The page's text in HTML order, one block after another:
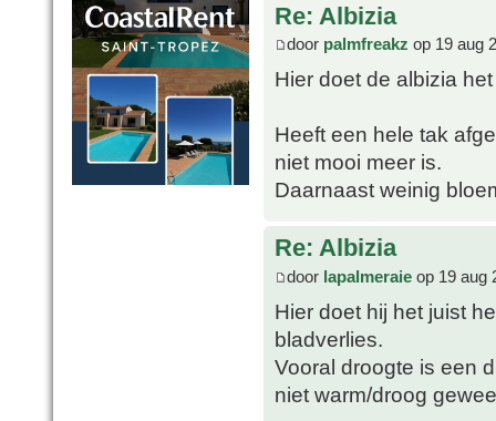
Re: Albizia
door palmfreakz op 19 aug
Hier doet de albizia
Heeft een hele tak
niet mooi meer is.
Daarnaast weinig
Re: Albizia
door lapalmeraie op 19 aug
Hier doet hij het juist
bladverlies.
Vooral droogte is een
niet warm/droog